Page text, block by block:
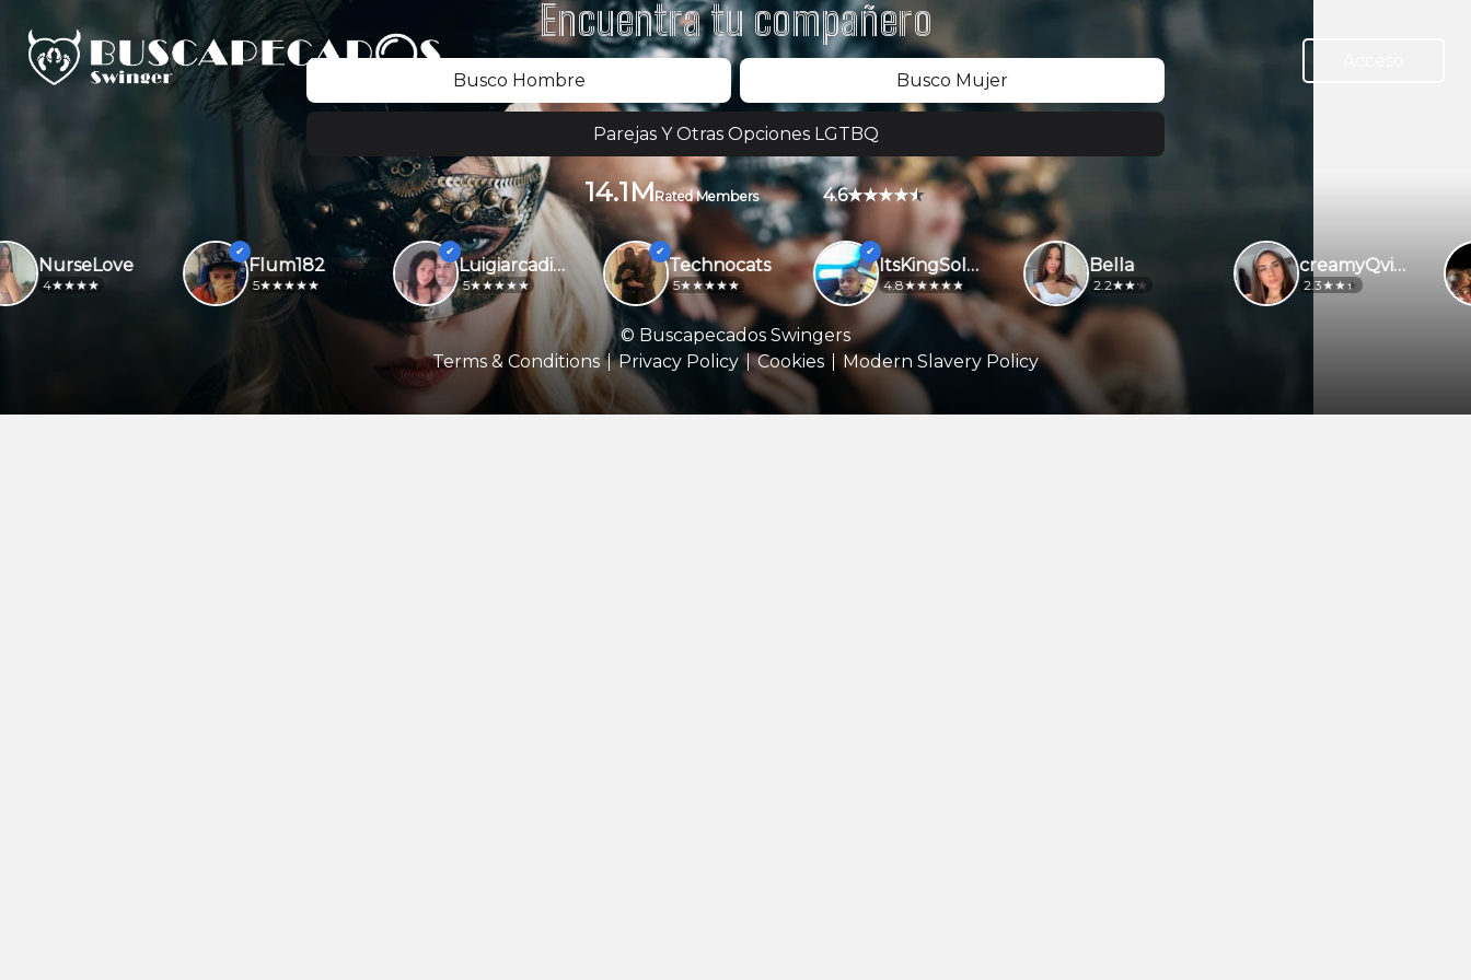
Encuentra tu compañero
Busco Hombre Busco Mujer
Parejas Y Otras Opciones LGTBQ
14.1MRated Members 4.6
creamyQvibes
2.3
Bella
2.2
ItsKingSolomon
4.8
Technocats
5
Luigiarcadip994
5
Flum182
5
NurseLove
4
© Buscapecados Swingers
Terms & Conditions
Privacy Policy Cookies Modern Slavery Policy